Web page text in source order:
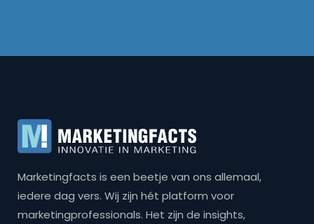
Marketingfacts is een beetje van ons allemaal,
iedere dag vers. Wij zijn hét platform voor
marketingprofessionals. Het zijn de insights,